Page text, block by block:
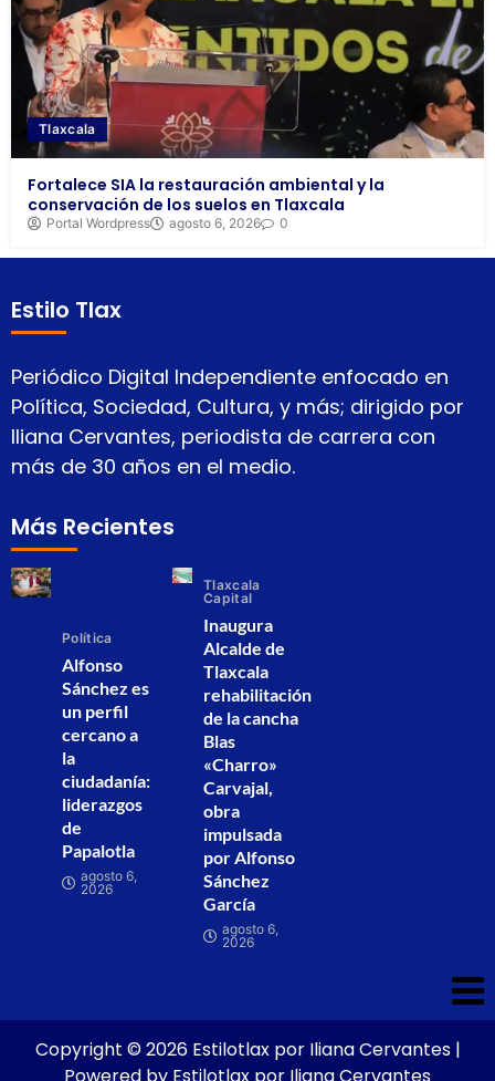
Tlaxcala
Fortalece SIA la restauración ambiental y la
conservación de los suelos en Tlaxcala
Portal Wordpress agosto 6, 2026 0
Estilo Tlax
Periódico Digital Independiente enfocado en
Política, Sociedad, Cultura, y más; dirigido por
Iliana Cervantes, periodista de carrera con
más de 30 años en el medio.
Más Recientes
Política
Alfonso
Sánchez es
un perfil
cercano a
la
ciudadanía:
liderazgos
de
Papalotla
agosto 6,
2026
Tlaxcala
Capital
Inaugura
Alcalde de
Tlaxcala
rehabilitación
de la cancha
Blas
«Charro»
Carvajal,
obra
impulsada
por Alfonso
Sánchez
García
agosto 6,
2026
Copyright © 2026 Estilotlax por Iliana Cervantes |